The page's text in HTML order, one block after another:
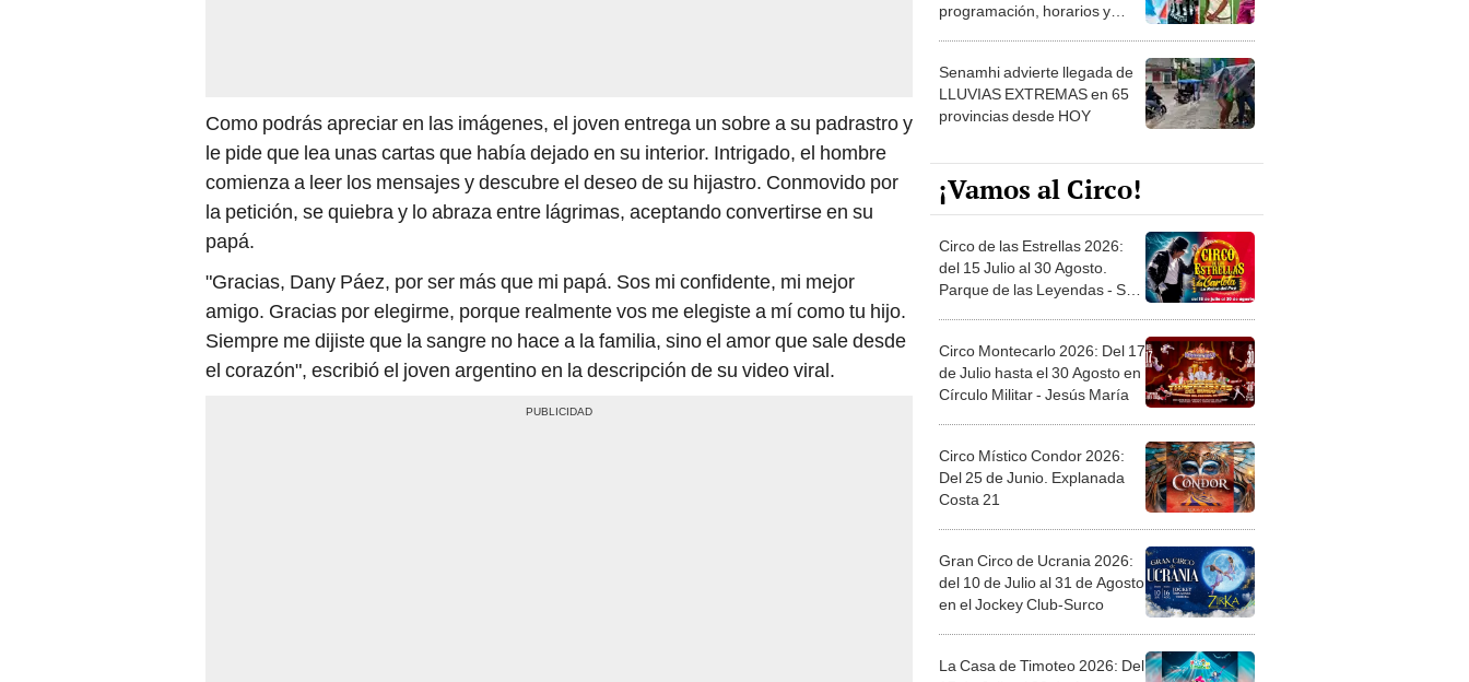
Como podrás apreciar en las imágenes, el joven entrega un sobre a su padrastro y
le pide que lea unas cartas que había dejado en su interior. Intrigado, el hombre
comienza a leer los mensajes y descubre el deseo de su hijastro. Conmovido por
la petición, se quiebra y lo abraza entre lágrimas, aceptando convertirse en su
papá.
"Gracias, Dany Páez, por ser más que mi papá. Sos mi confidente, mi mejor
amigo. Gracias por elegirme, porque realmente vos me elegiste a mí como tu hijo.
Siempre me dijiste que la sangre no hace a la familia, sino el amor que sale desde
el corazón", escribió el joven argentino en la descripción de su video viral.
programación, horarios y
Senamhi advierte llegada de
LLUVIAS EXTREMAS en 65
provincias desde HOY
¡Vamos al Circo!
Circo de las Estrellas 2026:
del 15 Julio al 30 Agosto.
Parque de las Leyendas - San
Circo Montecarlo 2026: Del 17
de Julio hasta el 30 Agosto en
Círculo Militar - Jesús María
Circo Místico Condor 2026:
Del 25 de Junio. Explanada
Costa 21
Gran Circo de Ucrania 2026:
del 10 de Julio al 31 de Agosto
en el Jockey Club-Surco
La Casa de Timoteo 2026: Del